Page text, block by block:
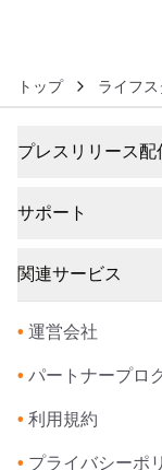
トップ ライフ
プレスリリース配
サポート
関連サービス
• 運営会社
• パートナープロ
• 利用規約
• プライバシーポ